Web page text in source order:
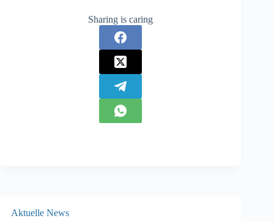
Sharing is caring
Aktuelle News